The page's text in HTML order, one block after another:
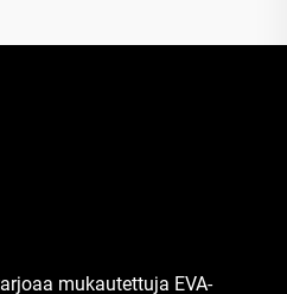
mukautettuja EVA-